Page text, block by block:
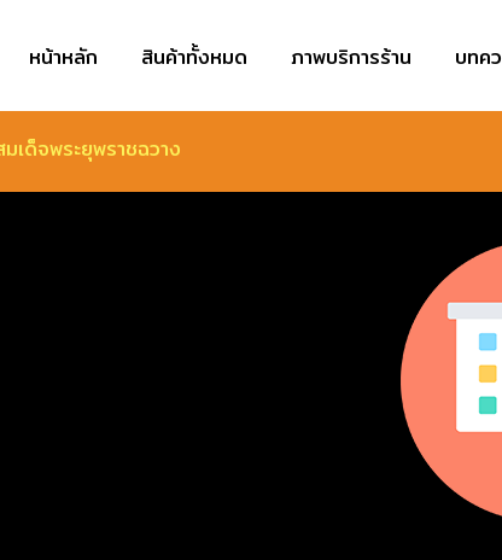
หน้าหลัก สินค้าทั้งหมด ภาพบริการร้าน บทค
เด็จพระยุพราชฉวาง